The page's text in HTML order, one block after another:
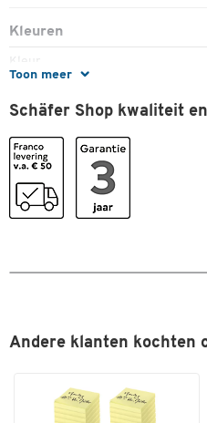
Toon meer
Kleuren
Kleur
Schäfer Shop kwaliteit
Andere klanten kochten